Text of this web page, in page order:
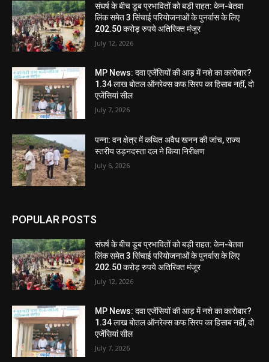
संघर्ष के बीच डूब प्रभावितों को बड़ी राहत: केन-बेतवा
लिंक समेत 3 सिंचाई परियोजनाओं के पुनर्वास के लिए
202.50 करोड़ रुपये अतिरिक्त मंजूर
July 12, 2026
MP News: दवा एजेंसियों की आड़ में नशे का कारोबार?
1.34 लाख बोतल ऑनरेक्स कफ सिरप का हिसाब नहीं, दो
एजेंसियां सील
July 7, 2026
पन्ना: वन क्षेत्र में कथित अवैध खनन की जांच, राज्य
स्तरीय उड़नदस्ता दल ने किया निरीक्षण
July 6, 2026
POPULAR POSTS
संघर्ष के बीच डूब प्रभावितों को बड़ी राहत: केन-बेतवा
लिंक समेत 3 सिंचाई परियोजनाओं के पुनर्वास के लिए
202.50 करोड़ रुपये अतिरिक्त मंजूर
July 12, 2026
MP News: दवा एजेंसियों की आड़ में नशे का कारोबार?
1.34 लाख बोतल ऑनरेक्स कफ सिरप का हिसाब नहीं, दो
एजेंसियां सील
July 7, 2026